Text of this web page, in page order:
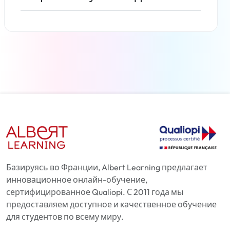
Базируясь во Франции, Albert Learning предлагает
инновационное онлайн-обучение,
сертифицированное Qualiopi. С 2011 года мы
предоставляем доступное и качественное обучение
для студентов по всему миру.